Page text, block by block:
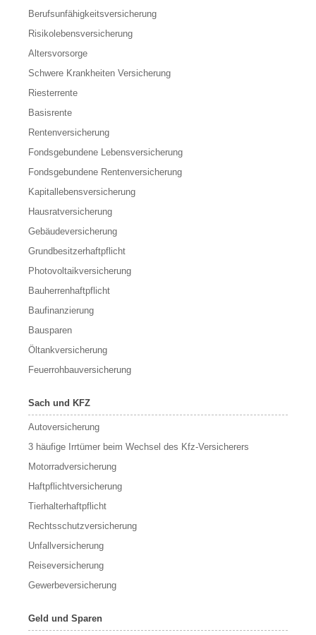
Berufs­unfähigkeitsversicherung
Risikolebensversicherung
Altersvorsorge
Schwere Krankheiten Versicherung
Riesterrente
Basisrente
Rentenversicherung
Fondsgebundene Lebensversicherung
Fondsgebundene Rentenversicherung
Kapitallebensversicherung
Hausratversicherung
Gebäudeversicherung
Grundbesitzerhaftpflicht
Photovoltaikversicherung
Bauherrenhaftpflicht
Baufinanzierung
Bausparen
Öltankversicherung
Feuerrohbauversicherung
Sach und KFZ
Autoversicherung
3 häufige Irrtümer beim Wechsel des Kfz-Versicherers
Motorradversicherung
Haftpflichtversicherung
Tierhalterhaftpflicht
Rechtsschutzversicherung
Unfallversicherung
Reiseversicherung
Gewerbeversicherung
Geld und Sparen